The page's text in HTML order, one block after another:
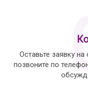
Оставьте заявку на
позвоните по